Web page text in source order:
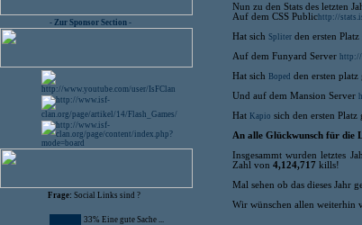
- Zur Sponsor Section -
Frage: Social Links sind ?
33% Eine gute Sache ...
Nun zu den Stats des letzten
Auf dem CSS Public http://
Hat sich Spliter den ersten Platz
Auf dem Funyard Server
Hat sich Boped den ersten platz
Und auf dem Mansion Server
Hat Kapio sich den ersten Platz
An alle Glückwunsch für die
Insgesammt wurden letztes
Zahl von 4,124,717 kills!
Mal sehen ob das dieses Jahr
Wir wünschen allen weiterhin